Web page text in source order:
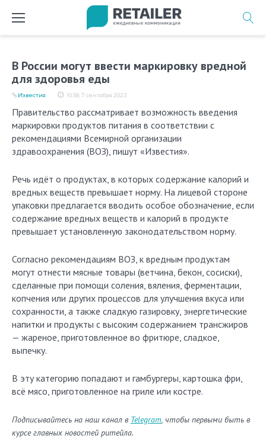
В России могут ввести маркировку вредной
для здоровья еды
10:58, 7 сентября 2023
Известия
Правительство рассматривает возможность введения
маркировки продуктов питания в соответствии с
рекомендациями Всемирной организации
здравоохранения (ВОЗ), пишут «Известия».
Речь идёт о продуктах, в которых содержание калорий и
вредных веществ превышает норму. На лицевой стороне
упаковки предлагается вводить особое обозначение, если
содержание вредных веществ и калорий в продукте
превышает установленную законодательством норму.
Согласно рекомендациям ВОЗ, к вредным продуктам
могут отнести мясные товары (ветчина, бекон, сосиски),
сделанные при помощи соления, вяления, ферментации,
копчения или других процессов для улучшения вкуса или
сохранности, а также сладкую газировку, энергетические
напитки и продукты с высоким содержанием трансжиров
— жареное, приготовленное во фритюре, сладкое,
выпечку.
В эту категорию попадают и гамбургеры, картошка фри,
всё мясо, приготовленное на гриле или костре.
Подписывайтесь на наш канал в Telegram, чтобы первыми быть в
курсе главных новостей ритейла.